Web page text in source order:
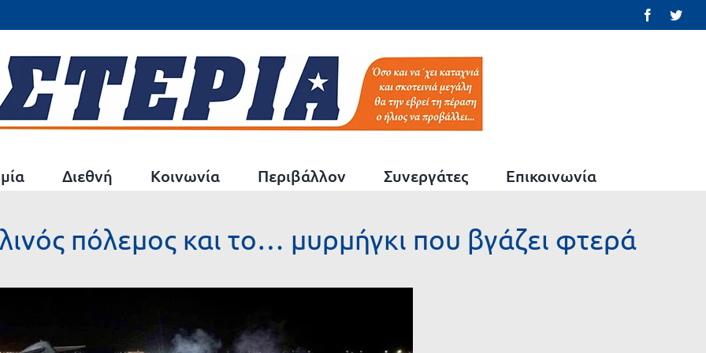
Facebook
Διεθνή Κοινωνία Περιβάλλον Συνεργάτες Επικοινωνία
πόλεμος και το… μυρμήγκι που βγάζει φτερά